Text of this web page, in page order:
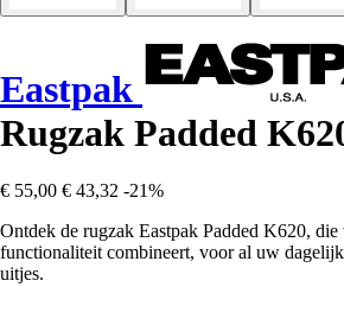
Eastpak
Rugzak Padded
€ 55,00 € 43,32 -21%
Ontdek de rugzak Eastpak Padded K620,
functionaliteit combineert, voor al uw
uitjes.